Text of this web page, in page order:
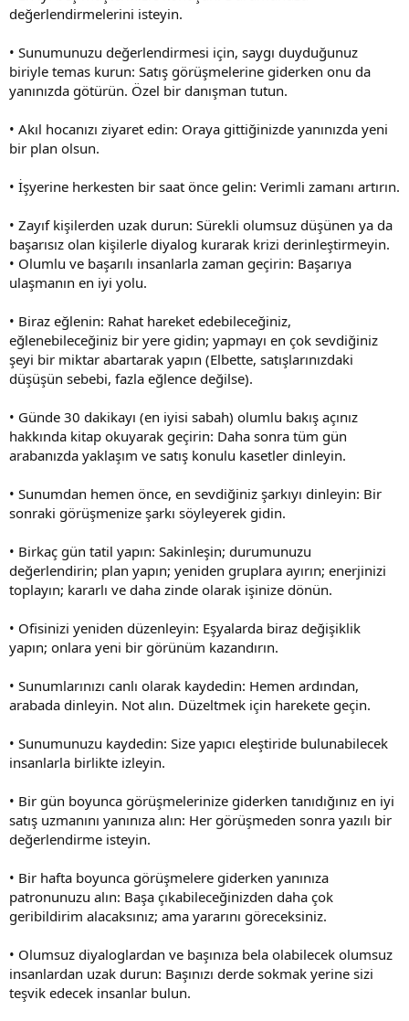
değerlendirmelerini isteyin.
• Sunumunuzu değerlendirmesi için, saygı duyduğunuz
biriyle temas kurun: Satış görüşmelerine giderken onu da
yanınızda götürün. Özel bir danışman tutun.
• Akıl hocanızı ziyaret edin: Oraya gittiğinizde yanınızda yeni
bir plan olsun.
• İşyerine herkesten bir saat önce gelin: Verimli zamanı artırın.
• Zayıf kişilerden uzak durun: Sürekli olumsuz düşünen ya da
başarısız olan kişilerle diyalog kurarak krizi derinleştirmeyin.
• Olumlu ve başarılı insanlarla zaman geçirin: Başarıya
ulaşmanın en iyi yolu.
• Biraz eğlenin: Rahat hareket edebileceğiniz,
eğlenebileceğiniz bir yere gidin; yapmayı en çok sevdiğiniz
şeyi bir miktar abartarak yapın (Elbette, satışlarınızdaki
düşüşün sebebi, fazla eğlence değilse).
• Günde 30 dakikayı (en iyisi sabah) olumlu bakış açınız
hakkında kitap okuyarak geçirin: Daha sonra tüm gün
arabanızda yaklaşım ve satış konulu kasetler dinleyin.
• Sunumdan hemen önce, en sevdiğiniz şarkıyı dinleyin: Bir
sonraki görüşmenize şarkı söyleyerek gidin.
• Birkaç gün tatil yapın: Sakinleşin; durumunuzu
değerlendirin; plan yapın; yeniden gruplara ayırın; enerjinizi
toplayın; kararlı ve daha zinde olarak işinize dönün.
• Ofisinizi yeniden düzenleyin: Eşyalarda biraz değişiklik
yapın; onlara yeni bir görünüm kazandırın.
• Sunumlarınızı canlı olarak kaydedin: Hemen ardından,
arabada dinleyin. Not alın. Düzeltmek için harekete geçin.
• Sunumunuzu kaydedin: Size yapıcı eleştiride bulunabilecek
insanlarla birlikte izleyin.
• Bir gün boyunca görüşmelerinize giderken tanıdığınız en iyi
satış uzmanını yanınıza alın: Her görüşmeden sonra yazılı bir
değerlendirme isteyin.
• Bir hafta boyunca görüşmelere giderken yanınıza
patronunuzu alın: Başa çıkabileceğinizden daha çok
geribildirim alacaksınız; ama yararını göreceksiniz.
• Olumsuz diyaloglardan ve başınıza bela olabilecek olumsuz
insanlardan uzak durun: Başınızı derde sokmak yerine sizi
teşvik edecek insanlar bulun.